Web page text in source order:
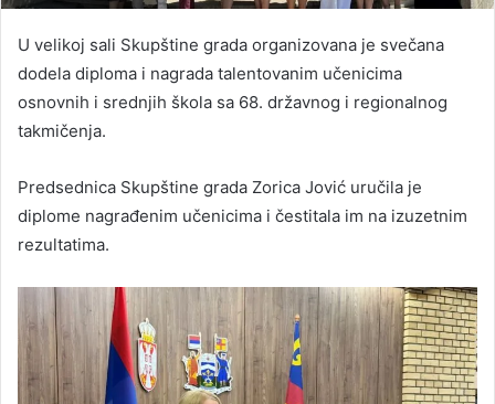
U velikoj sali Skupštine grada organizovana je svečana
dodela diploma i nagrada talentovanim učenicima
osnovnih i srednjih škola sa 68. državnog i regionalnog
takmičenja.
Predsednica Skupštine grada Zorica Jović uručila je
diplome nagrađenim učenicima i čestitala im na izuzetnim
rezultatima.